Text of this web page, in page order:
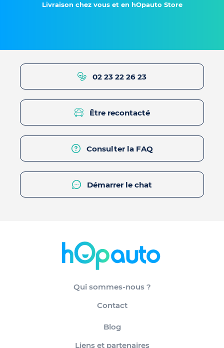
Livraison chez vous et en hOpauto Store
02 23 22 26 23
Être recontacté
Consulter la FAQ
Démarrer le chat
Qui sommes-nous ?
Contact
Blog
Liens et partenaires